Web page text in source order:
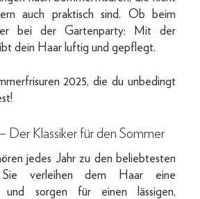
auch praktisch sind. Ob beim
bei der Gartenparty: Mit der
dein Haar luftig und gepflegt.
2025, die du unbedingt
Der Klassiker für den Sommer
jedes Jahr zu den beliebtesten
Sie verleihen dem Haar eine
und sorgen für einen lässigen,